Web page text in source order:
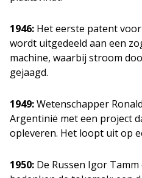
1946: Het eerste patent
wordt uitgedeeld aan een
machine, waarbij stroom
gejaagd.
1949:Wetenschapper
Argentinië met een project
opleveren. Het loopt uit op
1950: De Russen Igor